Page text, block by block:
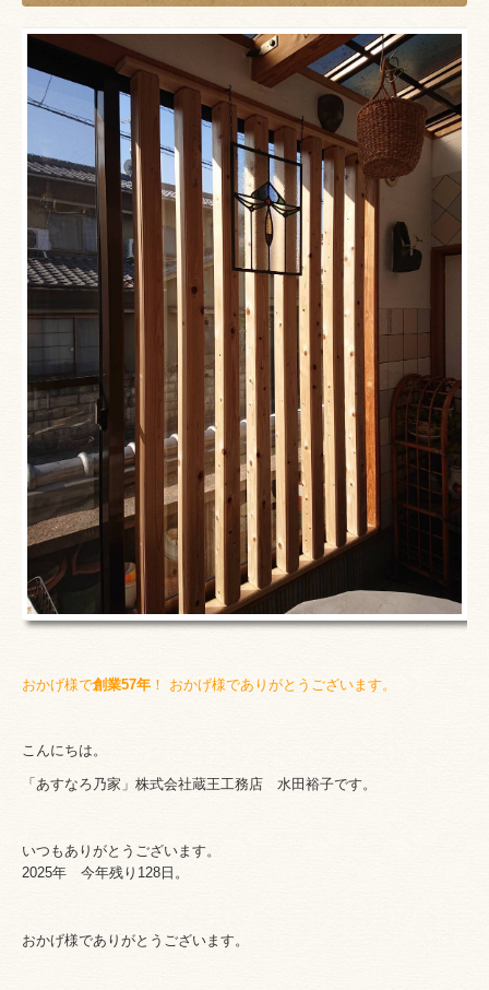
おかげ様で創業57年 ！ おかげ様でありがとう ございます。
こんにちは。
「あすなろ乃家」株式会社蔵王工務店 水田裕子です。
いつもありがとうございます。
2025年 今年残り128日。
おかげ様でありがとうございます。